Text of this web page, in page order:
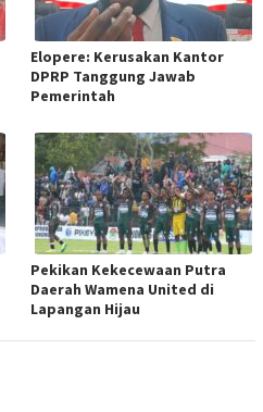
Elopere: Kerusakan Kantor
DPRP Tanggung Jawab
Pemerintah
Pekikan Kekecewaan Putra
Daerah Wamena United di
Lapangan Hijau